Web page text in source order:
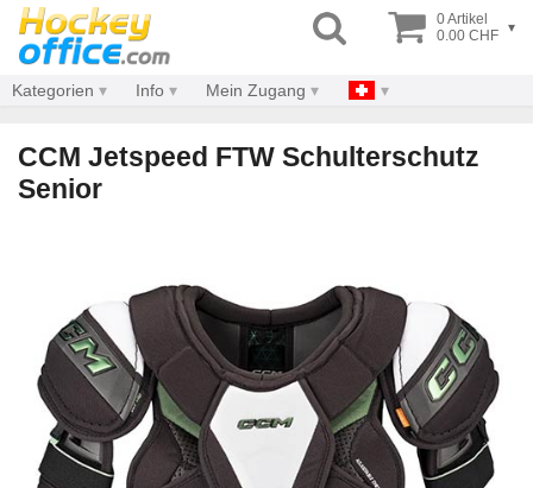
0 Artikel
0.00 CHF ▾
Kategorien Info Mein Zugang
CCM Jetspeed FTW Schulterschutz
Senior